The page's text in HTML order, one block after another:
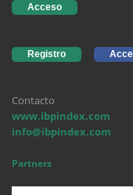
Acceso
Registro
Contacto
www.ibpindex.com
info@ibpindex.com
Partners